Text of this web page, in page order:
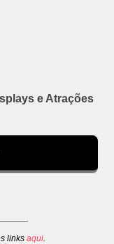
e Atrações
links aqui.